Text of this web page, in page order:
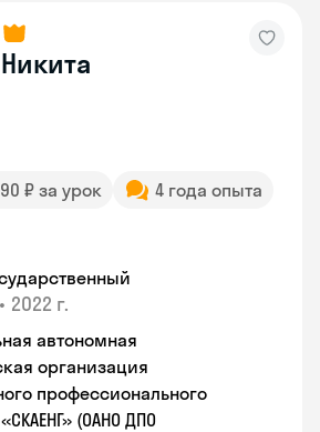
Никита
₽ за урок
4 года опыта
• 2022 г.
автономная
организация
профессионального
(ОАНО ДПО